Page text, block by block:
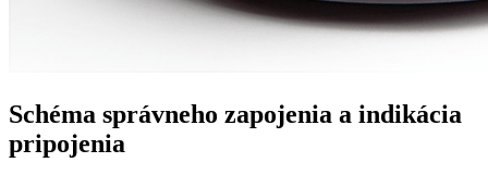
Schéma správneho zapojenia a indikácia
pripojenia